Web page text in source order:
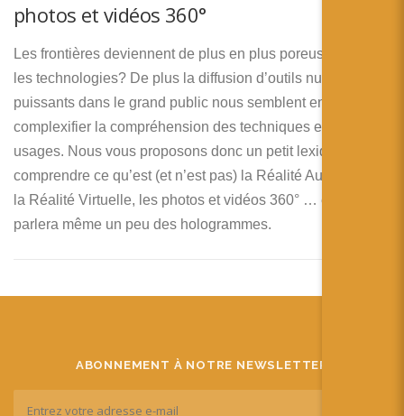
photos et vidéos 360°
Les frontières deviennent de plus en plus poreuses entre
les technologies? De plus la diffusion d’outils numériques
puissants dans le grand public nous semblent encore
complexifier la compréhension des techniques et de leurs
usages. Nous vous proposons donc un petit lexique pour
comprendre ce qu’est (et n’est pas) la Réalité Augmentée,
la Réalité Virtuelle, les photos et vidéos 360° … et on
parlera même un peu des hologrammes.
ABONNEMENT À NOTRE NEWSLETTER